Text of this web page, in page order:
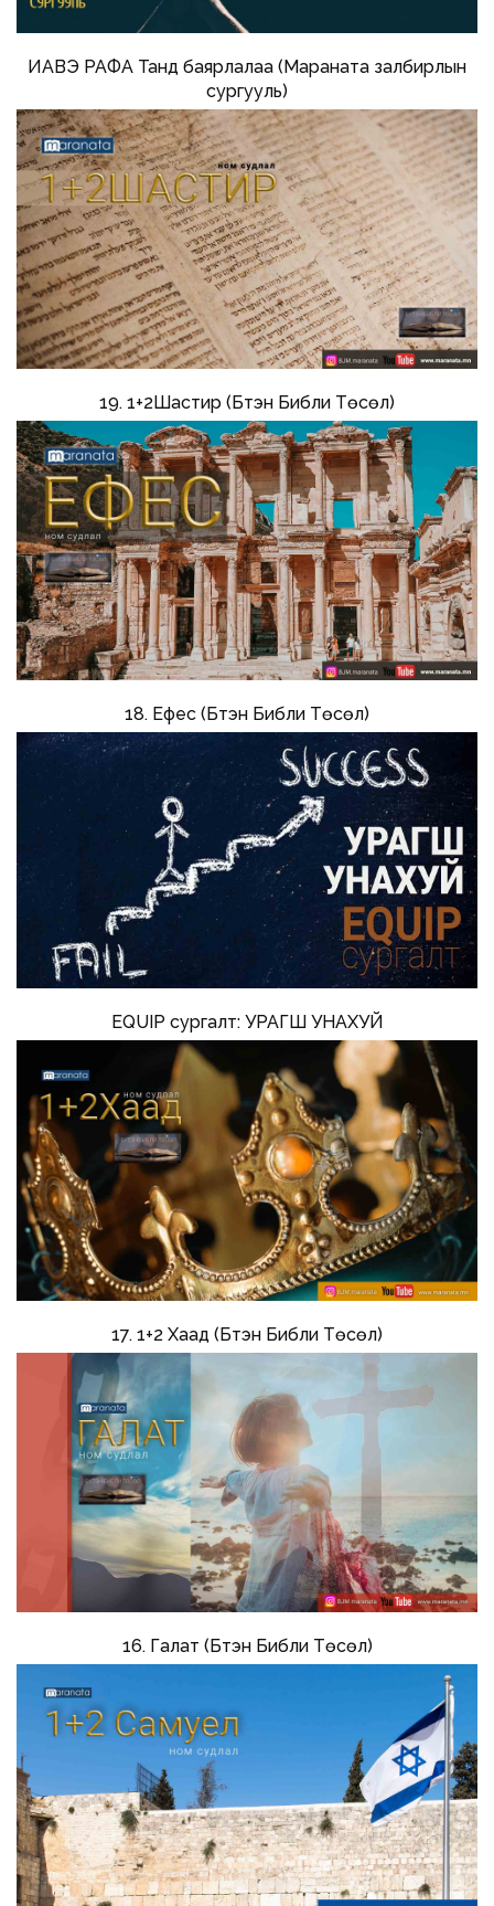
ИАВЭ РАФА Танд баярлалаа (Мараната залбирлын
сургууль)
19. 1+2Шастир (Бүтэн Библи Төсөл)
18. Ефес (Бүтэн Библи Төсөл)
EQUIP сургалт: УРАГШ УНАХУЙ
17. 1+2 Хаад (Бүтэн Библи Төсөл)
16. Галат (Бүтэн Библи Төсөл)